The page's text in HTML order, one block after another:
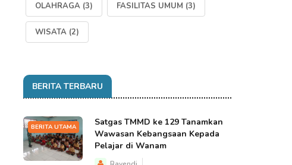
OLAHRAGA (3) FASILITAS UMUM (3)
WISATA (2)
BERITA TERBARU
BERITA UTAMA
Satgas TMMD ke 129 Tanamkan
Wawasan Kebangsaan Kepada
Pelajar di Wanam